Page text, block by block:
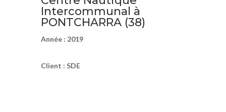
Intercommunal à
PONTCHARRA (38)
Année : 2019
Client : SDE